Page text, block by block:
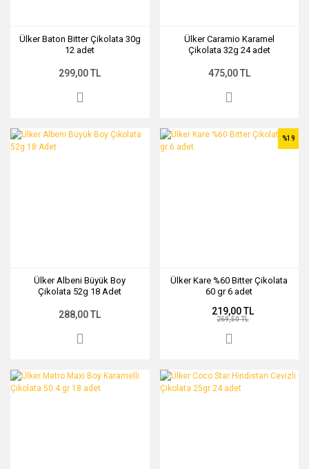
Ülker Baton Bitter Çikolata 30g
12 adet
299,00 TL
Ülker Caramio Karamel
Çikolata 32g 24 adet
475,00 TL
Ülker Albeni Büyük Boy
Çikolata 52g 18 Adet
288,00 TL
Ülker Kare %60 Bitter Çikolata
60 gr 6 adet
%19
219,00 TL
269,50 TL